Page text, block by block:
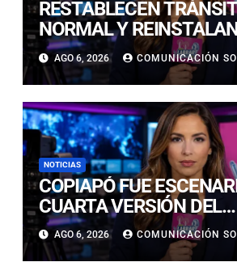
RESTABLECEN
NORMAL Y
“PARE” TRAS AVANCE
EN CALLE LUIS FLORES
PRADO
AGO 6, 2026 COMUNICACIÓN
NOTICIAS
COPIAPÓ FUE
CUARTA VERSIÓN DEL
CAMPEONATO
BANDAS DE GUERRA
ESTUDIANTILES
AGO 6, 2026 COMUNICACIÓN